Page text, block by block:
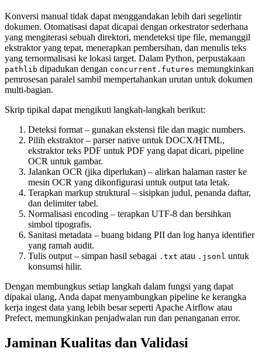
Konversi manual tidak dapat menggandakan lebih dari segelintir
dokumen. Otomatisasi dapat dicapai dengan orkestrator sederhana
yang mengiterasi sebuah direktori, mendeteksi tipe file, memanggil
ekstraktor yang tepat, menerapkan pembersihan, dan menulis teks
yang ternormalisasi ke lokasi target. Dalam Python, perpustakaan
pathlib dipadukan dengan concurrent.futures memungkinkan
pemrosesan paralel sambil mempertahankan urutan untuk dokumen
multi‑bagian.
Skrip tipikal dapat mengikuti langkah-langkah berikut:
Deteksi format – gunakan ekstensi file dan magic numbers.
Pilih ekstraktor– parser native untuk DOCX/HTML,
ekstraktor teks PDF untuk PDF yang dapat dicari, pipeline
OCR untuk gambar.
Jalankan OCR (jika diperlukan) – alirkan halaman raster ke
mesin OCR yang dikonfigurasi untuk output tata letak.
Terapkan markup struktural – sisipkan judul, penanda daftar,
dan delimiter tabel.
Normalisasi encoding – terapkan UTF‑8 dan bersihkan
simbol tipografis.
Sanitasi metadata – buang bidang PII dan log hanya identifier
yang ramah audit.
Tulis output – simpan hasil sebagai .txt atau .jsonl untuk
konsumsi hilir.
Dengan membungkus setiap langkah dalam fungsi yang dapat
dipakai ulang, Anda dapat menyambungkan pipeline ke kerangka
kerja ingest data yang lebih besar seperti Apache Airflow atau
Prefect, memungkinkan penjadwalan run dan penanganan error.
Jaminan Kualitas dan Validasi